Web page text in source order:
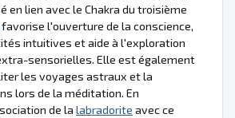
en lien avec le Chakra du troisième
favorise l'ouverture de la conscience,
intuitives et aide à l'exploration
sensorielles. Elle est également
les voyages astraux et la
lors de la méditation. En
de la labradorite avec ce